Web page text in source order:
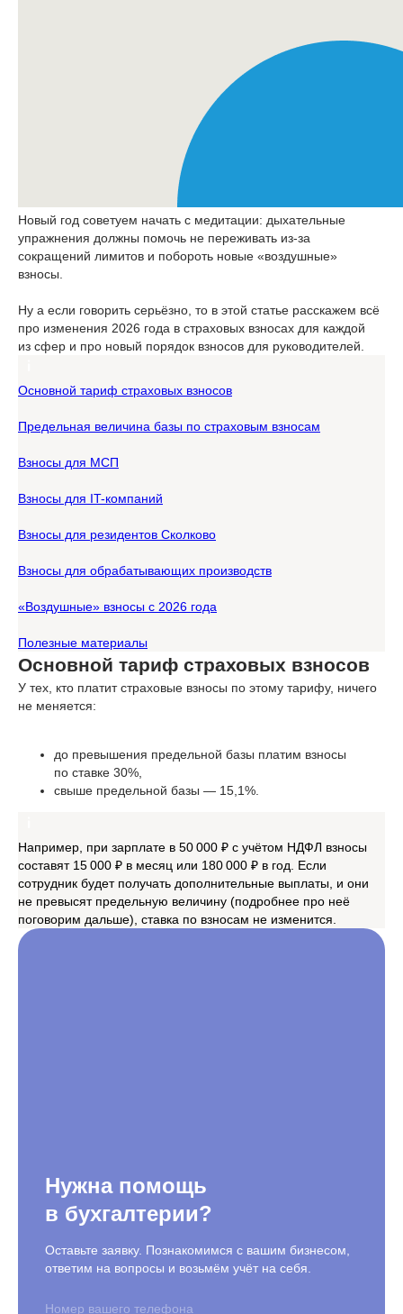
Новый год советуем начать с медитации: дыхательные
упражнения должны помочь не переживать из-за
сокращений лимитов и побороть новые «воздушные»
взносы.
Ну а если говорить серьёзно, то в этой статье расскажем всё
про изменения 2026 года в страховых взносах для каждой
из сфер и про новый порядок взносов для руководителей.
Основной тариф страховых взносов
Предельная величина базы по страховым взносам
Взносы для МСП
Взносы для IT-компаний
Взносы для резидентов Сколково
Взносы для обрабатывающих производств
«Воздушные» взносы с 2026 года
Полезные материалы
Основной тариф страховых взносов
У тех, кто платит страховые взносы по этому тарифу, ничего
не меняется:
до превышения предельной базы платим взносы
по ставке 30%,
свыше предельной базы — 15,1%.
Например, при зарплате в 50 000 ₽ с учётом НДФЛ взносы
составят 15 000 ₽ в месяц или 180 000 ₽ в год. Если
сотрудник будет получать дополнительные выплаты, и они
не превысят предельную величину (подробнее про неё
поговорим дальше), ставка по взносам не изменится.
Нужна помощь
в бухгалтерии?
Оставьте заявку. Познакомимся с вашим бизнесом,
ответим на вопросы и возьмём учёт на себя.